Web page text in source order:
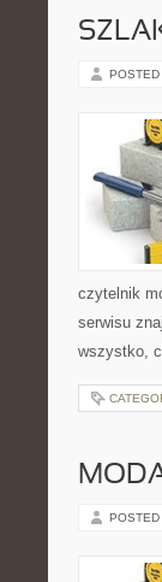
POSTED
czytelnik
serwisu
wszystko,
POSTED